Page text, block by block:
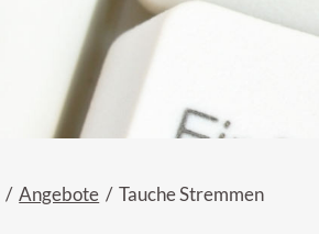
Angebote Tauche Stremmen